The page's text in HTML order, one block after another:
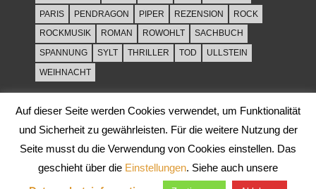
PARIS
PENDRAGON PIPER REZENSION
ROCK
ROCKMUSIK
ROMAN ROWOHLT
SACHBUCH
SPANNUNG
SYLT THRILLER TOD
ULLSTEIN
WEIHNACHT
WordPress-Theme: Tortuga von ThemeZee.
Auf dieser Seite werden Cookies verwendet, um Funktionalität
und Sicherheit zu gewährleisten. Für die weitere Nutzung der
Seite musst du die Verwendung von Cookies einstellen. Das
geschieht über die Einstellungen. Siehe auch unsere